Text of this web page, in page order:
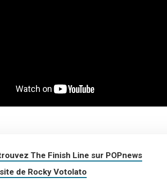
The Finish Line sur POPnews
de Rocky Votolato